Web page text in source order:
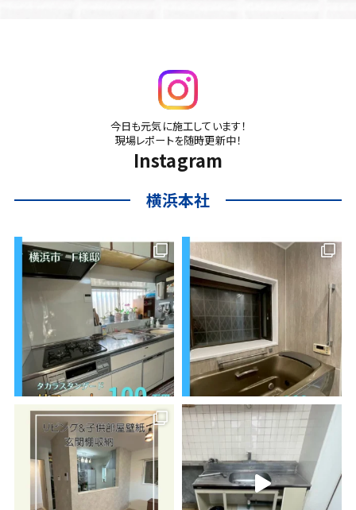
今日も元気に施工しています！
現場レポートを随時更新中！
Instagram
横浜本社